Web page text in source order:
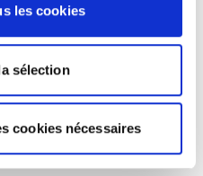
les cookies
sélection
cookies nécessaires